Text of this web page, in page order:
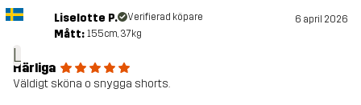
L
Liselotte P. Verifierad köpare 6 april 2026
Mått: 155cm, 37kg
Härliga
Väldigt sköna o snygga shorts.